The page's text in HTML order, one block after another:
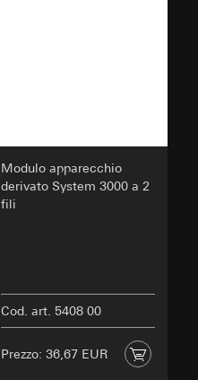
Modulo apparecchio
derivato System 3000 a 2
fili
Cod. art. 5408 00
Prezzo: 36,67 EUR